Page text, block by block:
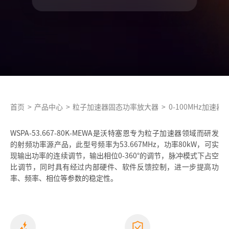
首页 > 产品中心 > 粒子加速器固态功率放大器 > 0-100MHz加速器
WSPA-53.667-80K-MEWA是沃特塞恩专为粒子加速器领域而研发
的射频功率源产品，此型号频率为53.667MHz，功率80kW，可实
现输出功率的连续调节，输出相位0-360°的调节，脉冲模式下占空
比调节，同时具有经过内部硬件、软件反馈控制，进一步提高功
率、频率、相位等参数的稳定性。